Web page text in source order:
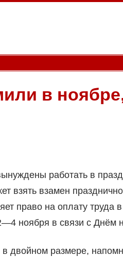
в
работать в
взять взамен
право на оплату труда
ноября в связи с Днём
двойном размере,